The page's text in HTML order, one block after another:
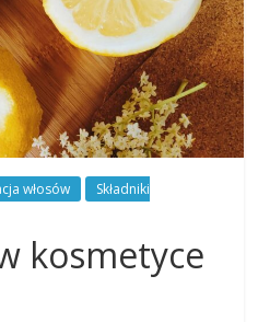
włosów
Składniki
kosmetyce